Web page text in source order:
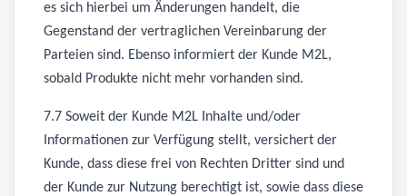
es sich hierbei um Änderungen handelt, die
Gegenstand der vertraglichen Vereinbarung der
Parteien sind. Ebenso informiert der Kunde M2L,
sobald Produkte nicht mehr vorhanden sind.
7.7 Soweit der Kunde M2L Inhalte und/oder
Informationen zur Verfügung stellt, versichert der
Kunde, dass diese frei von Rechten Dritter sind und
der Kunde zur Nutzung berechtigt ist, sowie dass diese